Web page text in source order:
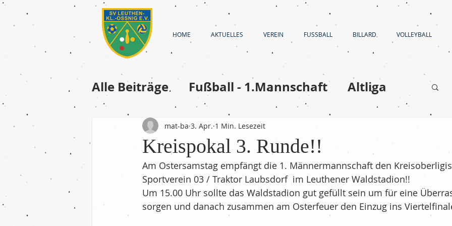
HOME AKTUELLES VEREIN FUSSBALL BILLARD VOLLEYBALL
Alle Beiträge Fußball - 1.Mannschaft Altliga
Fussball-Frauen Volleyball
Fussball - A-Junioren Fußball - C-Jugend
Fußball - D-Jugend Fußball - E-Jugend
Kreispokal 3. Runde!!
mat-ba 3. Apr. 1 Min. Lesezeit
Am Ostersamstag empfängt die 1. Männermannschaft den
Sportverein 03 / Traktor Laubsdorf  im Leuthener Waldstadion!!
Um 15.00 Uhr sollte das Waldstadion gut gefüllt sein um für eine
sorgen und danach zusammen am Osterfeuer den Einzug ins